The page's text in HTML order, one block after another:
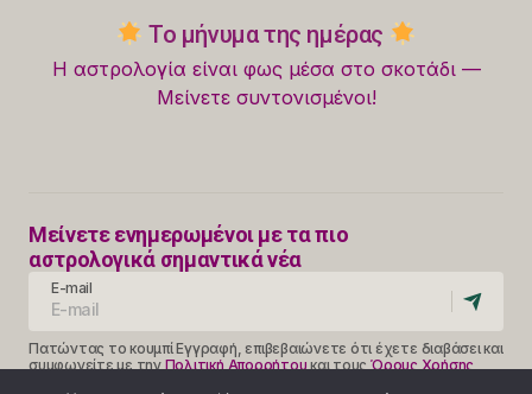
Το μήνυμα της ημέρας
Η αστρολογία είναι φως μέσα στο σκοτάδι —
Μείνετε συντονισμένοι!
Μείνετε ενημερωμένοι με τα πιο
αστρολογικά σημαντικά νέα
E-mail
Πατώντας το κουμπί Εγγραφή, επιβεβαιώνετε ότι έχετε διαβάσει και
συμφωνείτε με τηνΠολιτική Απορρήτουκαι τουςΌρους Χρήσης
Follow Us